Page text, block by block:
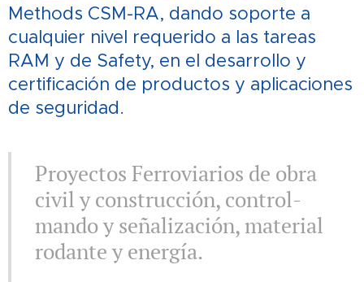
Methods CSM-RA, dando soporte a
cualquier nivel requerido a las tareas
RAM y de Safety, en el desarrollo y
certificación de productos y aplicaciones
de seguridad.
Proyectos Ferroviarios de obra
civil y construcción, control-
mando y señalización, material
rodante y energía.